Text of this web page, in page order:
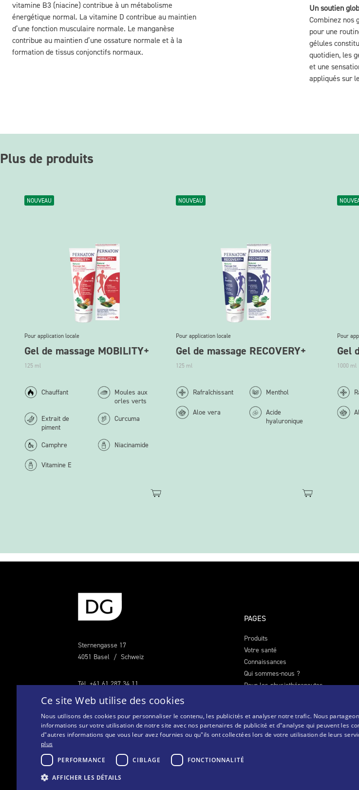
vitamine B3 (niacine) contribue à un métabolisme
énergétique normal. La vitamine D contribue au maintien
d’une fonction musculaire normale. Le manganèse
contribue au maintien d’une ossature normale et à la
formation de tissus conjonctifs normaux.
Un soutien
Combinez nos
pour une
gélules
quotidien, les
et une
appliqués sur
Plus de produits
NOUVEAU
Pour application locale
Gel de massage MOBILITY+
125 ml
Chauffant
Moules aux
orles verts
Extrait de
piment
Curcuma
Camphre Niacinamide
Vitamine E
NOUVEAU
Pour application locale
Gel de massage RECOVERY+
125 ml
Rafraîchissant Menthol
Aloe vera
Acide
hyaluronique
Pour
Gel
1000 ml
Sternengasse 17
4051 Basel / Schweiz
Tél. +41 61 287 34 11
Fax. +41 61 287 34 13
PAGES
Produits
Votre santé
Connaissances
Qui sommes-nous ?
Pour les physiothérapeutes
Ce site Web utilise des cookies
Nous utilisons des cookies pour personnaliser le contenu, les publicités et analyser notre trafic. Nous
informations sur votre utilisation de notre site avec nos partenaires de publicité et d"analyse qui peuvent les
d"autres informations que vous leur avez fournies ou qu"ils ont collectées lors de votre utilisation de leurs
plus
PERFORMANCE
CIBLAGE FONCTIONNALITÉ
AFFICHER LES DÉTAILS